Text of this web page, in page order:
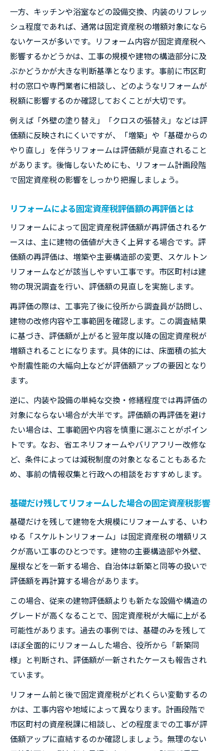
主要構造部のリフォームは固定資産税が上
がる理由
外装リフォームは固定資産税にどう影響す
るのか
スケルトンリフォームで固定資産税再評価
となるケース
固定資産税が上がりやすいリフォームの特徴は
リフォームで固定資産税が上がりやすい条
件とは
基礎残しや大規模改修と固定資産税の関係
性
固定資産税評価額が大きく変わるリフォー
リフォームでバレる固定資産税増額の実態
固定資産税が上がるリフォームと上がらな
い改修の違い
費用別リフォームが固定資産税へ与える変化
リフォーム費用別で固定資産税の変化を解
説
500万円リフォームで固定資産税はどうなる
か
200万円リフォームの固定資産税影響と範囲
リフォーム費用帯ごとの固定資産税申告の
の関係
スケルトンや再評価リフォーム時の注意点
スケルトンリフォームは固定資産税再評価
対象か
フルリフォーム時の固定資産税が変わらな
リフォーム後に固定資産税が上がる工事内
容と特徴
再評価されるリフォームとされない工事の
違い
リフォームで固定資産税申告が必要なタイ
ミング
減税申請を活用した賢いリフォームの進め方
リフォームで固定資産税減税申請を活用す
る方法
省エネやバリアフリーリフォームの減税条
件
リフォーム後の固定資産税減税申告手続き
の流れ
減税制度を賢く使ったリフォームのポイン
ト
一方、キッチンや浴室などの設備交換、内装のリフレッ
シュ程度であれば、通常は固定資産税の増額対象になら
ないケースが多いです。リフォーム内容が固定資産税へ
影響するかどうかは、工事の規模や建物の構造部分に及
ぶかどうかが大きな判断基準となります。事前に市区町
村の窓口や専門業者に相談し、どのようなリフォームが
税額に影響するのか確認しておくことが大切です。
例えば「外壁の塗り替え」「クロスの張替え」などは評
価額に反映されにくいですが、「増築」や「基礎からの
やり直し」を伴うリフォームは評価額が見直されること
があります。後悔しないためにも、リフォーム計画段階
で固定資産税の影響をしっかり把握しましょう。
リフォームによる固定資産税評価額の再評価とは
リフォームによって固定資産税評価額が再評価されるケ
ースは、主に建物の価値が大きく上昇する場合です。評
価額の再評価は、増築や主要構造部の変更、スケルトン
リフォームなどが該当しやすい工事です。市区町村は建
物の現況調査を行い、評価額の見直しを実施します。
再評価の際は、工事完了後に役所から調査員が訪問し、
建物の改修内容や工事範囲を確認します。この調査結果
に基づき、評価額が上がると翌年度以降の固定資産税が
増額されることになります。具体的には、床面積の拡大
や耐震性能の大幅向上などが評価額アップの要因となり
ます。
逆に、内装や設備の単純な交換・修繕程度では再評価の
対象にならない場合が大半です。評価額の再評価を避け
たい場合は、工事範囲や内容を慎重に選ぶことがポイン
トです。なお、省エネリフォームやバリアフリー改修な
ど、条件によっては減税制度の対象となることもあるた
め、事前の情報収集と行政への相談をおすすめします。
基礎だけ残してリフォームした場合の固定資産税影響
基礎だけを残して建物を大規模にリフォームする、いわ
ゆる「スケルトンリフォーム」は固定資産税の増額リス
クが高い工事のひとつです。建物の主要構造部や外壁、
屋根などを一新する場合、自治体は新築と同等の扱いで
評価額を再計算する場合があります。
この場合、従来の建物評価額よりも新たな設備や構造の
グレードが高くなることで、固定資産税が大幅に上がる
可能性があります。過去の事例では、基礎のみを残して
ほぼ全面的にリフォームした場合、役所から「新築同
様」と判断され、評価額が一新されたケースも報告され
ています。
リフォーム前と後で固定資産税がどれくらい変動するの
かは、工事内容や地域によって異なります。計画段階で
市区町村の資産税課に相談し、どの程度までの工事が評
価額アップに直結するのか確認しましょう。無理のない